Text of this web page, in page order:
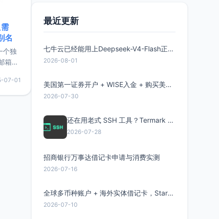
名
个独
箱等
较有
惠的
07-01
最近更新
七牛云已经能用上Deepseek-V4-Flash正式版了，点此领取300万Token
2026-08-01
美国第一证券开户 + WISE入金 + 购买美股全流程分享
2026-07-30
还在用老式 SSH 工具？Termark 新一代跨平台智能SSH客户端了解一下
2026-07-28
招商银行万事达借记卡申请与消费实测
2026-07-16
全球多币种账户 + 海外实体借记卡，Starryblu开户教程与注意事项
2026-07-10